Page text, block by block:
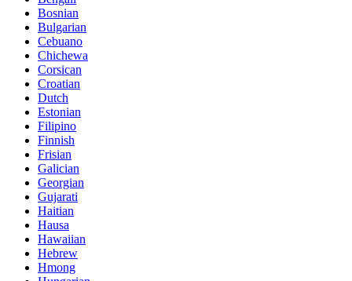
Bosnian
Bulgarian
Cebuano
Chichewa
Corsican
Croatian
Dutch
Estonian
Filipino
Finnish
Frisian
Galician
Georgian
Gujarati
Haitian
Hausa
Hawaiian
Hebrew
Hmong